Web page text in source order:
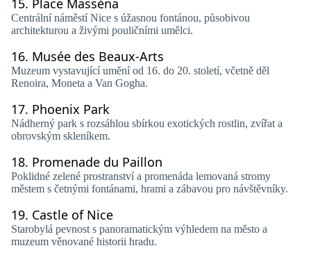
15. Place Masséna
Centrální náměstí Nice s úžasnou fontánou, působivou
architekturou a živými pouličními umělci.
16. Musée des Beaux-Arts
Muzeum vystavující umění od 16. do 20. století, včetně děl
Renoira, Moneta a Van Gogha.
17. Phoenix Park
Nádherný park s rozsáhlou sbírkou exotických rostlin, zvířat a
obrovským skleníkem.
18. Promenade du Paillon
Poklidné zelené prostranství a promenáda lemovaná stromy
městem s četnými fontánami, hrami a zábavou pro návštěvníky.
19. Castle of Nice
Starobylá pevnost s panoramatickým výhledem na město a
muzeum věnované historii hradu.